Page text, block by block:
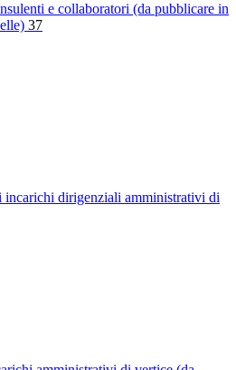
e collaboratori (da pubblicare in
37
incarichi dirigenziali amministrativi di